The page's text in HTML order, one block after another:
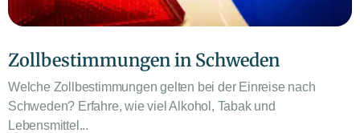
Zollbestimmungen in Schweden
Welche Zollbestimmungen gelten bei der Einreise nach
Schweden? Erfahre, wie viel Alkohol, Tabak und
Lebensmittel...